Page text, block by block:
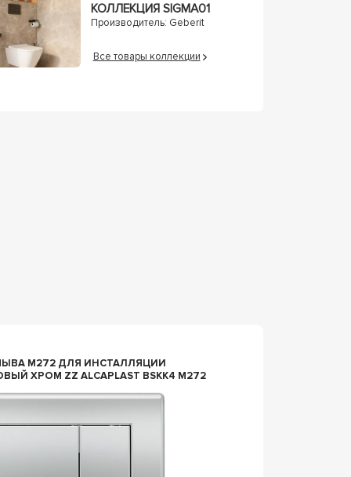
КОЛЛЕКЦИЯ SIGMA01
Производитель: Geberit
Все товары коллекции
M272 ДЛЯ ИНСТАЛЛЯЦИИ
ХРОМ ZZ ALCAPLAST BSKK4 M272